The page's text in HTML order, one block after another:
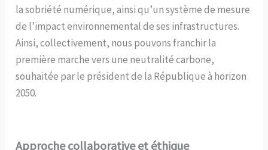
la sobriété numérique, ainsi qu’un système de mesure
de l’impact environnemental de ses infrastructures.
Ainsi, collectivement, nous pouvons franchir la
première marche vers une neutralité carbone,
souhaitée par le président de la République à horizon
2050.
Approche collaborative et éthique